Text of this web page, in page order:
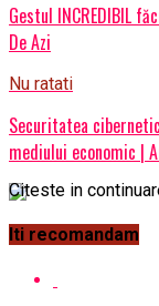
Gestul INCREDIBIL
De Azi
Nu ratati
Securitatea
mediului economic |
Citeste in
Iti recomandam